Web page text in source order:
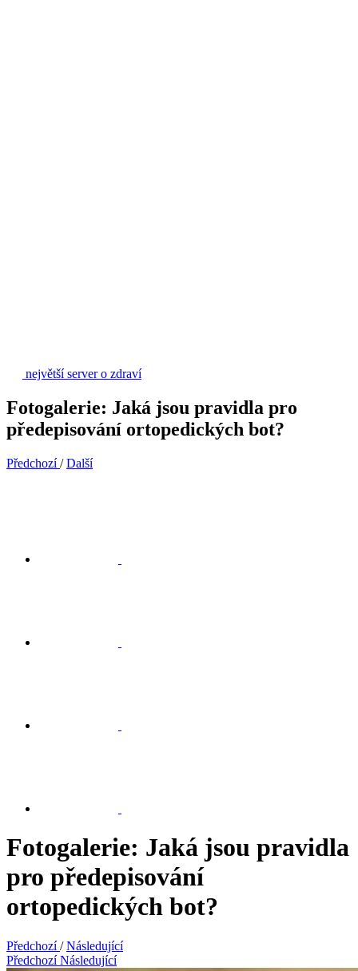
největší server o zdraví
Fotogalerie: Jaká jsou pravidla pro
předepisování ortopedických bot?
Předchozí / Další
Fotogalerie: Jaká jsou pravidla
pro předepisování
ortopedických bot?
Předchozí / Následující
Předchozí Následující